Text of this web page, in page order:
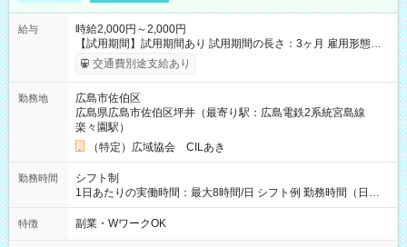
給与
時給2,000円～2,000円
【試用期間】試用期間あり 試用期間の長さ：3ヶ月 雇用形態、
給与は本採用時と同じです。
交通費別途支給あり
勤務地
広島市佐伯区
広島県広島市佐伯区坪井（最寄り駅：広島電鉄2系統宮島線
楽々園駅）
（特定）広域協会 CILあき
勤務時間
シフト制
1日あたりの実働時間：最大8時間/日 シフト例 勤務時間（日
勤）・8時～18時 （実働時間8時間 待機休憩2時間）（日勤1回
あたりの給与 2万円）
特徴 副業・WワークOK